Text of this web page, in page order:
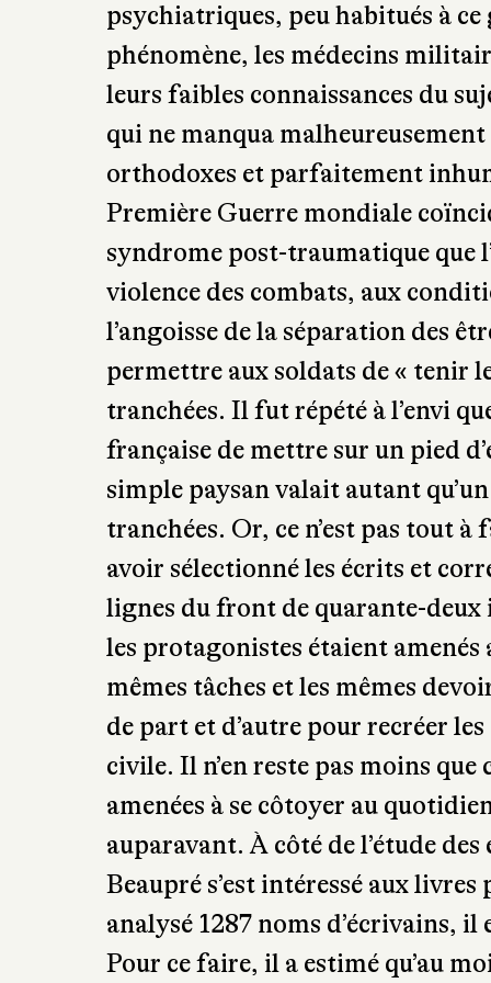
folie qui s’empara de certains
Tison et Hervé Guillemain
déséquilibres mentaux
pression psychologique, mais
avant l’entrée en guerre
combats et de nombreux « cas »
psychiatriques, peu habitués à
phénomène, les médecins
leurs faibles connaissances du
qui ne manqua
orthodoxes et parfaitement
Première Guerre mondiale
syndrome post-traumatique que
violence des combats, aux
l’angoisse de la séparation des
permettre aux soldats de « tenir
tranchées. Il fut répété à l’envi
française de mettre sur un pied
simple paysan valait autant
tranchées. Or, ce n’est pas tout
avoir sélectionné les écrits et
lignes du front de quarante-deux
les protagonistes étaient amenés
mêmes tâches et les mêmes
de part et d’autre pour recréer